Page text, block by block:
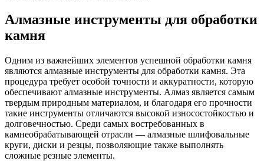
Алмазные инструменты для обработки
камня
Одним из важнейших элементов успешной обработки камня
являются алмазные инструменты для обработки камня. Эта
процедура требует особой точности и аккуратности, которую
обеспечивают алмазные инструменты. Алмаз является самым
твердым природным материалом, и благодаря его прочности
такие инструменты отличаются высокой износостойкостью и
долговечностью. Среди самых востребованных в
камнеобрабатывающей отрасли — алмазные шлифовальные
круги, диски и резцы, позволяющие также выполнять
сложные резные элементы.